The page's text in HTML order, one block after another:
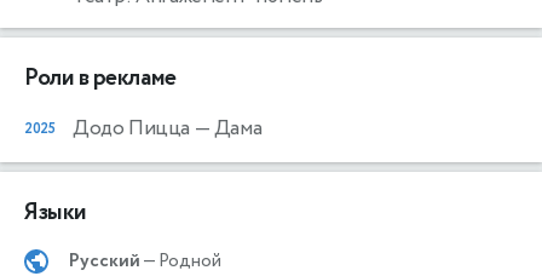
Роли в рекламе
2025 Додо Пицца — Дама
Языки
Русский— Родной